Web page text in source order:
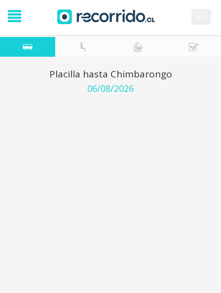
Placilla hasta Chimbarongo
06/08/2026